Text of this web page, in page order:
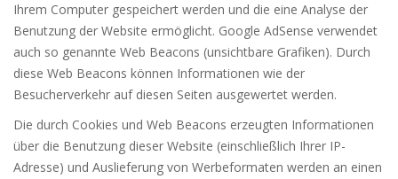
Ihrem Computer gespeichert werden und die eine Analyse der
Benutzung der Website ermöglicht. Google AdSense verwendet
auch so genannte Web Beacons (unsichtbare Grafiken). Durch
diese Web Beacons können Informationen wie der
Besucherverkehr auf diesen Seiten ausgewertet werden.
Die durch Cookies und Web Beacons erzeugten Informationen
über die Benutzung dieser Website (einschließlich Ihrer IP-
Adresse) und Auslieferung von Werbeformaten werden an einen